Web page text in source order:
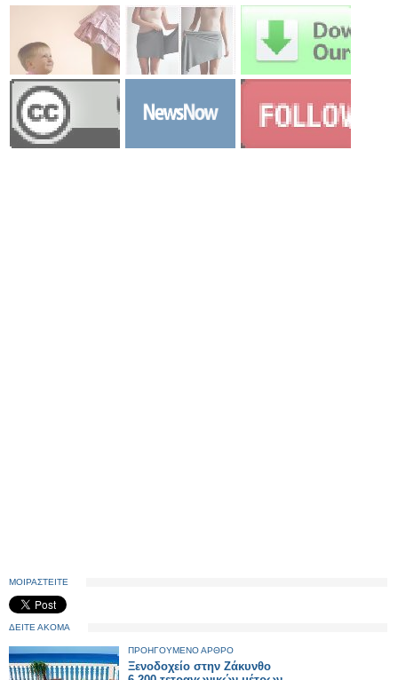
ΜΟΙΡΑΣΤΕΙΤΕ
ΔΕΙΤΕ ΑΚΟΜΑ
ΠΡΟΗΓΟΥΜΕΝΟ ΑΡΘΡΟ
Ξενοδοχείο στην Ζάκυνθο